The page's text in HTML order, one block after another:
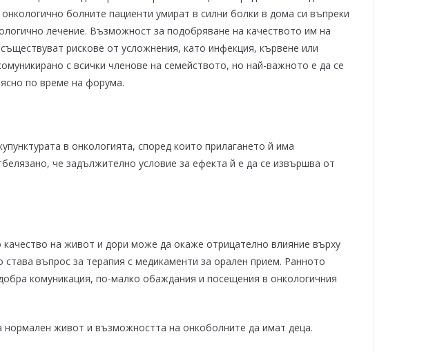
болните пациенти умират в силни болки в дома си въпреки
лечение. Възможност за подобряване на качеството им на
рискове от усложнения, като инфекция, кървене или
с всички членове на семейството, но най-важното е да се
по време на форума.
в онкологията, според които прилагането й има
че задължително условие за ефекта й е да се извършва от
на живот и дори може да окаже отрицателно влияние върху
въпрос за терапия с медикаменти за орален прием. Ранното
комуникация, по-малко обаждания и посещения в онкологичния
живот и възможността на онкоболните да имат деца.